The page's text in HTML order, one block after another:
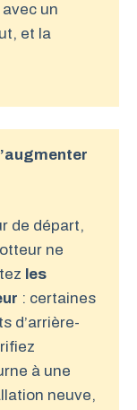
un
et la
de départ,
ne
les
: certaines
d’arrière-
à une
neuve,